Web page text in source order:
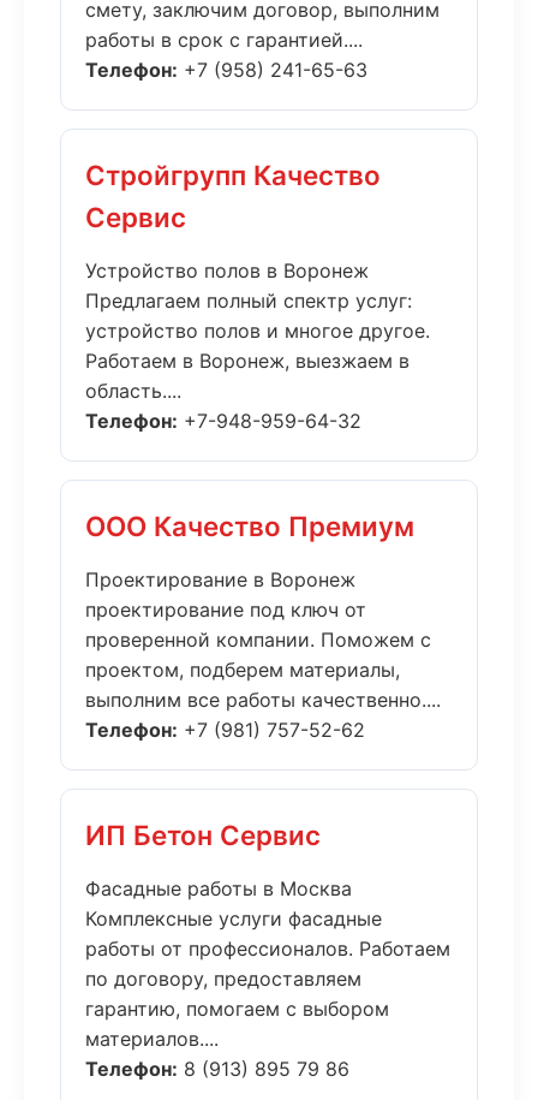
смету, заключим договор, выполним
работы в срок с гарантией....
Телефон: +7 (958) 241-65-63
Стройгрупп Качество
Сервис
Устройство полов в Воронеж
Предлагаем полный спектр услуг:
устройство полов и многое другое.
Работаем в Воронеж, выезжаем в
область....
Телефон: +7-948-959-64-32
ООО Качество Премиум
Проектирование в Воронеж
проектирование под ключ от
проверенной компании. Поможем с
проектом, подберем материалы,
выполним все работы качественно....
Телефон: +7 (981) 757-52-62
ИП Бетон Сервис
Фасадные работы в Москва
Комплексные услуги фасадные
работы от профессионалов. Работаем
по договору, предоставляем
гарантию, помогаем с выбором
материалов....
Телефон: 8 (913) 895 79 86